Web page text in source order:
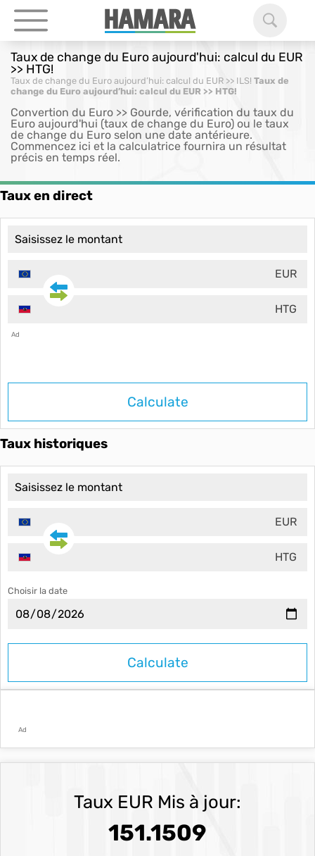
Taux de change du Euro aujourd'hui: calcul du EUR
>> HTG!
Taux de change du Euro aujourd’hui: calcul du EUR >> ILS! Taux de
change du Euro aujourd’hui: calcul du EUR >> HTG!
Convertion du Euro >> Gourde, vérification du taux du
Euro aujourd'hui (taux de change du Euro) ou le taux
de change du Euro selon une date antérieure.
Commencez ici et la calculatrice fournira un résultat
précis en temps réel.
Taux en direct
EUR
HTG
Ad
Calculate
Taux historiques
EUR
HTG
Choisir la date
Ad
Taux EUR Mis à jour:
151.1509